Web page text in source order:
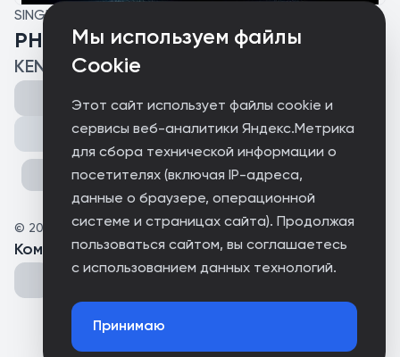
Мы используем файлы
Cookie
Этот сайт использует файлы cookie и
сервисы веб-аналитики Яндекс.Метрика
для сбора технической информации о
посетителях (включая IP-адреса,
данные о браузере, операционной
системе и страницах сайта). Продолжая
пользоваться сайтом, вы соглашаетесь
с использованием данных технологий.
Принимаю
SINGLE
PHOENIX EXTREMA
KENTELLIX
Поделиться
© 2025 Inspiration Music Group
Комментарии(0 )
Could not connect to the server.